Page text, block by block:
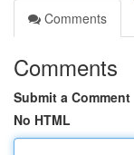
Comments
Comments
Submit a Comment
No HTML